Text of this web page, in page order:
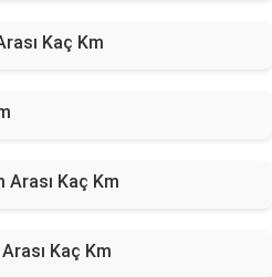
Kaç Km
Kaç Km
Kaç Km